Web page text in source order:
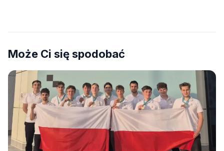
Może Ci się spodobać